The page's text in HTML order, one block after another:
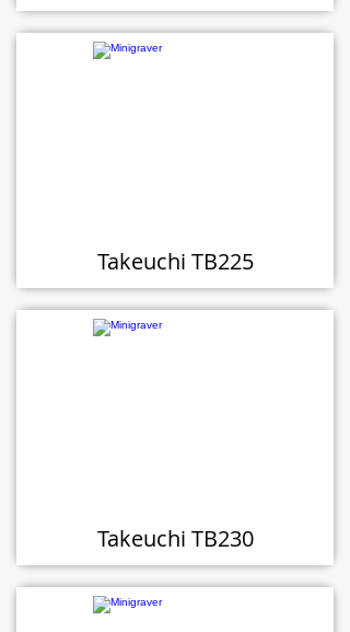
Takeuchi TB225
Takeuchi TB230